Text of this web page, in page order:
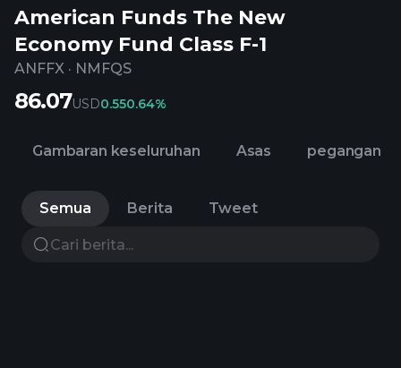
American Funds The New
Economy Fund Class F-1
ANFFX · NMFQS
86.07USD0.550.64%
Gambaran keseluruhan Asas pegangan
Semua Berita Tweet